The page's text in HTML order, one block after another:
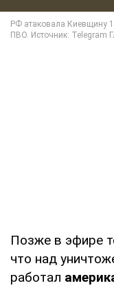
Позже в эфире
что над
работал